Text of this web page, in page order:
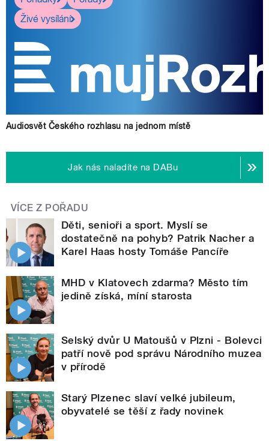
Živé vysílání
Audiosvět Českého rozhlasu na jednom místě
Jak nás naladíte na DABu
VÍCE Z POŘADU
Děti, senioři a sport. Myslí se
dostatečně na pohyb? Patrik Nacher a
Karel Haas hosty Tomáše Pancíře
MHD v Klatovech zdarma? Město tím
jedině získá, míní starosta
Selský dvůr U Matoušů v Plzni - Bolevci
patří nově pod správu Národního muzea
v přírodě
Starý Plzenec slaví velké jubileum,
obyvatelé se těší z řady novinek